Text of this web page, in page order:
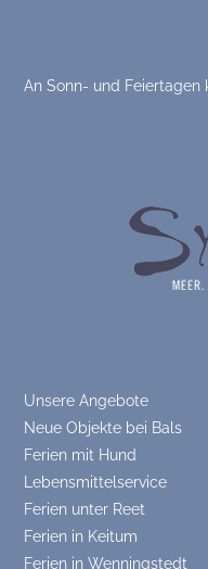
An Sonn- und Feiertagen
Unsere Angebote
Neue Objekte bei Bals
Ferien mit Hund
Lebensmittelservice
Ferien unter Reet
Ferien in Keitum
Ferien in Wenningstedt